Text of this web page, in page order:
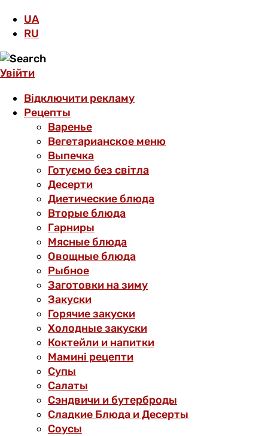
UA
RU
Увійти
Відключити рекламу
Рецепты
Варенье
Вегетарианское меню
Выпечка
Готуємо без світла
Десерти
Диетические блюда
Вторые блюда
Гарниры
Мясные блюда
Овощные блюда
Рыбное
Заготовки на зиму
Закуски
Горячие закуски
Холодные закуски
Коктейли и напитки
Мамині рецепти
Супы
Салаты
Сэндвичи и бутерброды
Сладкие Блюда и Десерты
Соусы